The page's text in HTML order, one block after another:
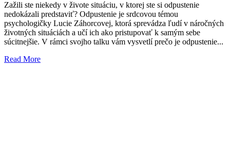
Zažili ste niekedy v živote situáciu, v ktorej ste si odpustenie
nedokázali predstaviť? Odpustenie je srdcovou témou
psychologičky Lucie Záhorcovej, ktorá sprevádza ľudí v náročných
životných situáciách a učí ich ako pristupovať k samým sebe
súcitnejšie. V rámci svojho talku vám vysvetlí prečo je odpustenie...
Read More